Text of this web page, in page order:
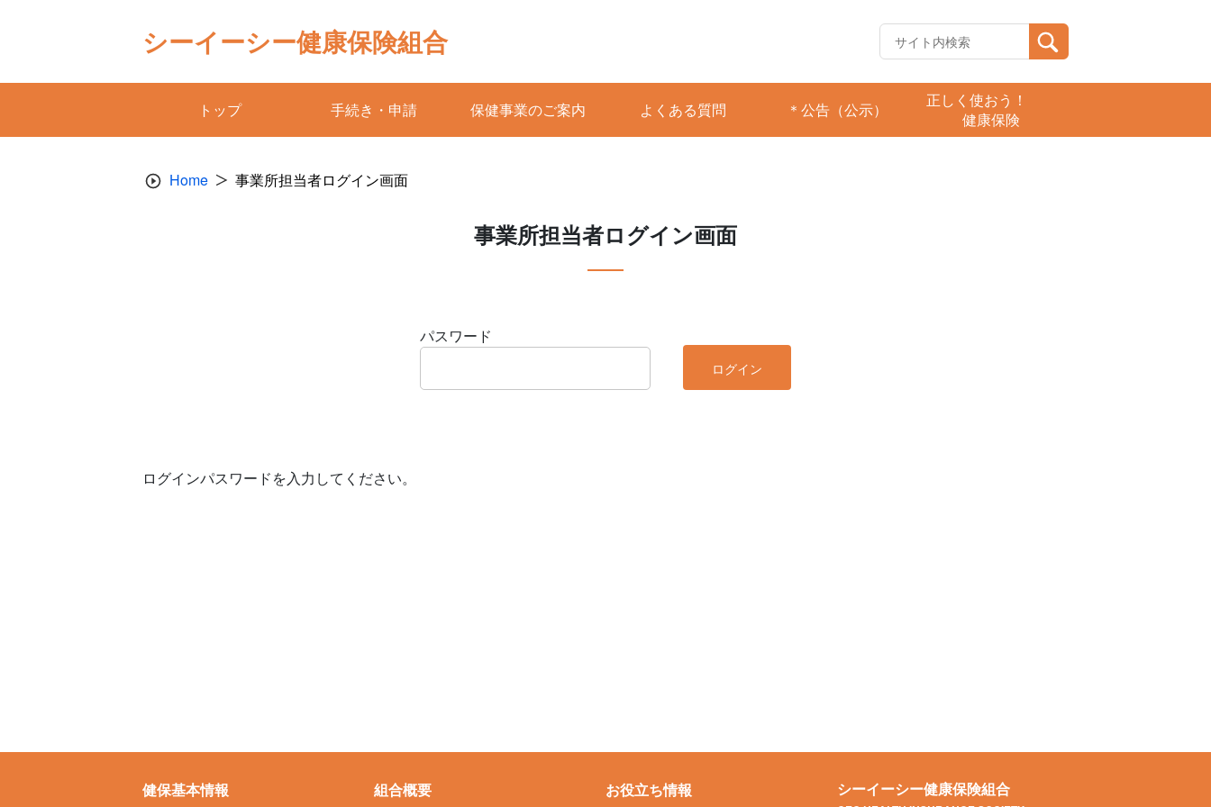
シーイーシー健康保険組合
トップ 手続き・申請 保健事業のご案内 よくある質問 ＊公告（公示）
正しく使おう！
健康保険
Home 事業所担当者ログイン画面
事業所担当者ログイン画面
パスワード
ログイン
ログインパスワードを入力してください。
健保基本情報 組合概要 お役立ち情報 シーイーシー健康保険組合